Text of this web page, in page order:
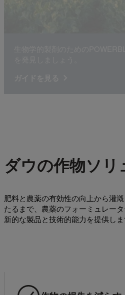
ダウの作物ソリ
肥料と農薬の有効性の向上から灌
たるまで、農薬のフォーミュレー
新的な製品と技術的能力を提供し